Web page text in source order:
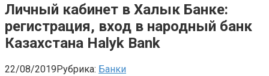
Личный кабинет в Халык Банке:
регистрация, вход в народный банк
Казахстана Halyk Bank
22/08/2019Рубрика: Банки